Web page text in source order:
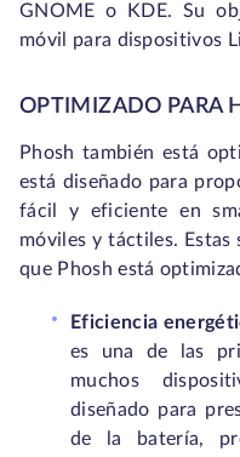
GNOME o KDE. Su
móvil para dispositivos
OPTIMIZADO PARA
Phosh también está
está diseñado para
fácil y eficiente en
móviles y táctiles. Estas
que Phosh está
Eficiencia
es una de las
muchos
diseñado para
de la batería,